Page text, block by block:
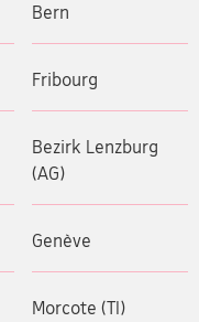
Bern
Fribourg
Bezirk Lenzburg
(AG)
Genève
Morcote (TI)